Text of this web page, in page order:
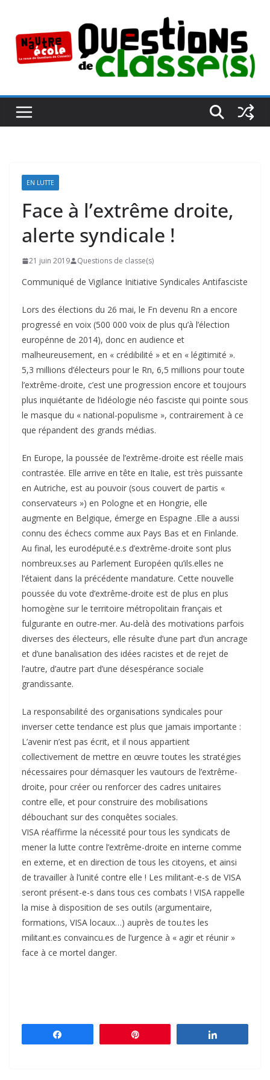
contenu
EN LUTTE
Face à l’extrême droite,
alerte syndicale !
21 juin 2019 Questions de classe(s)
Communiqué de Vigilance Initiative Syndicales Antifasciste
Lors des élections du 26 mai, le Fn devenu Rn a encore
progressé en voix (500 000 voix de plus qu’à l’élection
europénne de 2014), donc en audience et
malheureusement, en « crédibilité » et en « légitimité ».
5,3 millions d’électeurs pour le Rn, 6,5 millions pour toute
l’extrême-droite, c’est une progression encore et toujours
plus inquiétante de l’idéologie néo fasciste qui pointe sous
le masque du « national-populisme », contrairement à ce
que répandent des grands médias.
En Europe, la poussée de l’extrême-droite est réelle mais
contrastée. Elle arrive en tête en Italie, est très puissante
en Autriche, est au pouvoir (sous couvert de partis «
conservateurs ») en Pologne et en Hongrie, elle
augmente en Belgique, émerge en Espagne .Elle a aussi
connu des échecs comme aux Pays Bas et en Finlande.
Au final, les eurodéputé.e.s d’extrême-droite sont plus
nombreux.ses au Parlement Européen qu’ils.elles ne
l’étaient dans la précédente mandature. Cette nouvelle
poussée du vote d’extrême-droite est de plus en plus
homogène sur le territoire métropolitain français et
fulgurante en outre-mer. Au-delà des motivations parfois
diverses des électeurs, elle résulte d’une part d’un ancrage
et d’une banalisation des idées racistes et de rejet de
l’autre, d’autre part d’une désespérance sociale
grandissante.
La responsabilité des organisations syndicales pour
inverser cette tendance est plus que jamais importante :
L’avenir n’est pas écrit, et il nous appartient
collectivement de mettre en œuvre toutes les stratégies
nécessaires pour démasquer les vautours de l’extrême-
droite, pour créer ou renforcer des cadres unitaires
contre elle, et pour construire des mobilisations
débouchant sur des conquêtes sociales.
VISA réaffirme la nécessité pour tous les syndicats de
mener la lutte contre l’extrême-droite en interne comme
en externe, et en direction de tous les citoyens, et ainsi
de travailler à l’unité contre elle ! Les militant-e-s de VISA
seront présent-e-s dans tous ces combats ! VISA rappelle
la mise à disposition de ses outils (argumentaire,
formations, VISA locaux…) auprès de tou.tes les
militant.es convaincu.es de l’urgence à « agir et réunir »
face à ce mortel danger.